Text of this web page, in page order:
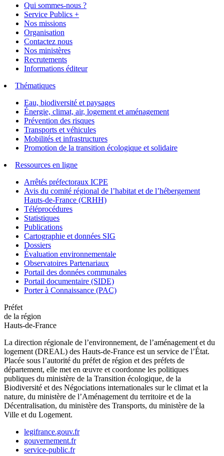
Qui sommes-nous ?
Service Publics +
Nos missions
Organisation
Contactez nous
Nos ministères
Recrutements
Informations éditeur
Thématiques
Eau, biodiversité et paysages
Énergie, climat, air, logement et aménagement
Prévention des risques
Transports et véhicules
Mobilités et infrastructures
Promotion de la transition écologique et solidaire
Ressources en ligne
Arrêtés préfectoraux ICPE
Avis du comité régional de l’habitat et de l’hébergement
Hauts-de-France (CRHH)
Téléprocédures
Statistiques
Publications
Cartographie et données SIG
Dossiers
Évaluation environnementale
Observatoires Partenariaux
Portail des données communales
Portail documentaire (SIDE)
Porter à Connaissance (PAC)
Préfet
de la région
Hauts-de-France
La direction régionale de l’environnement, de l’aménagement et du
logement (DREAL) des Hauts-de-France est un service de l’État.
Placée sous l’autorité du préfet de région et des préfets de
département, elle met en œuvre et coordonne les politiques
publiques du ministère de la Transition écologique, de la
Biodiversité et des Négociations internationales sur le climat et la
nature, du ministère de l’Aménagement du territoire et de la
Décentralisation, du ministère des Transports, du ministère de la
Ville et du Logement.
legifrance.gouv.fr
gouvernement.fr
service-public.fr